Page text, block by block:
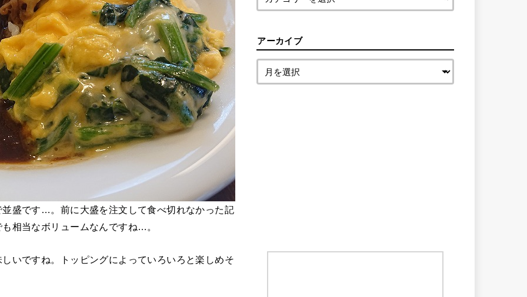
盛です…。前に大盛を注文して食べ切れなかった記
相当なボリュームなんですね…。
いですね。トッピングによっていろいろと楽しめそ
アーカイブ